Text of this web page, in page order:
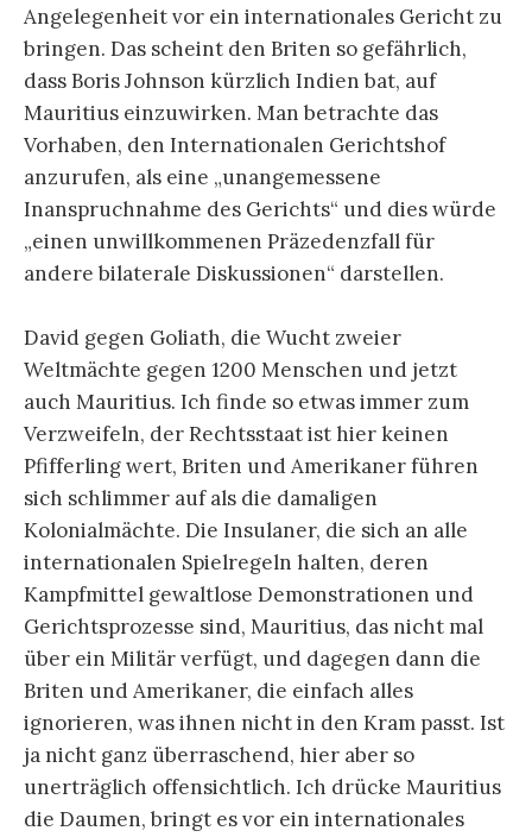
Angelegenheit vor ein internationales Gericht zu
bringen. Das scheint den Briten so gefährlich,
dass Boris Johnson kürzlich Indien bat, auf
Mauritius einzuwirken. Man betrachte das
Vorhaben, den Internationalen Gerichtshof
anzurufen, als eine „unangemessene
Inanspruchnahme des Gerichts“ und dies würde
„einen unwillkommenen Präzedenzfall für
andere bilaterale Diskussionen“ darstellen.
David gegen Goliath, die Wucht zweier
Weltmächte gegen 1200 Menschen und jetzt
auch Mauritius. Ich finde so etwas immer zum
Verzweifeln, der Rechtsstaat ist hier keinen
Pfifferling wert, Briten und Amerikaner führen
sich schlimmer auf als die damaligen
Kolonialmächte. Die Insulaner, die sich an alle
internationalen Spielregeln halten, deren
Kampfmittel gewaltlose Demonstrationen und
Gerichtsprozesse sind, Mauritius, das nicht mal
über ein Militär verfügt, und dagegen dann die
Briten und Amerikaner, die einfach alles
ignorieren, was ihnen nicht in den Kram passt. Ist
ja nicht ganz überraschend, hier aber so
unerträglich offensichtlich. Ich drücke Mauritius
die Daumen, bringt es vor ein internationales